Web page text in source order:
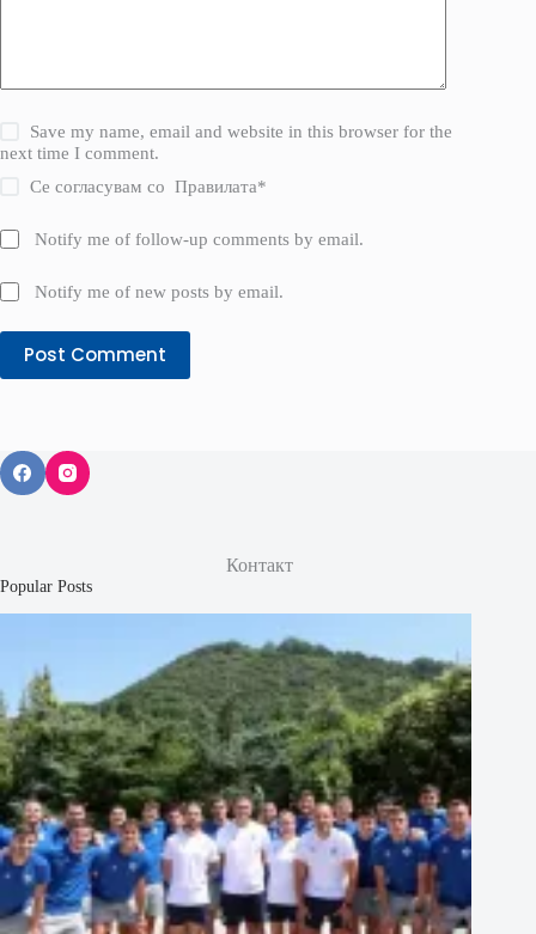
Save my name, email and website in this browser for the
next time I comment.
Се согласувам соПравилата*
Notify me of follow-up comments by email.
Notify me of new posts by email.
Post Comment
Контакт
Popular Posts